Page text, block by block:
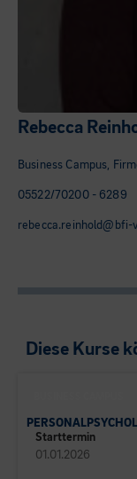
Rebecca
Business Campus,
05522/70200 - 6289
rebecca.reinhold@bfi-
Diese Kurse
Starttermin
01.01.2026